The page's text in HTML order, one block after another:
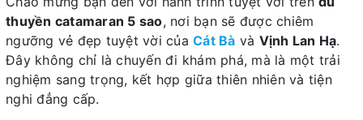
thuyền catamaran 5 sao, nơi bạn sẽ được chiêm
ngưỡng vẻ đẹp tuyệt vời của Cát Bà và Vịnh Lan Hạ.
Đây không chỉ là chuyến đi khám phá, mà là một trải
nghiệm sang trọng, kết hợp giữa thiên nhiên và tiện
nghi đẳng cấp.